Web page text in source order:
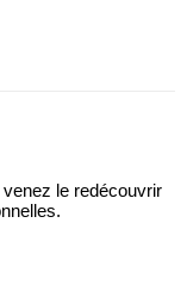
le redécouvrir